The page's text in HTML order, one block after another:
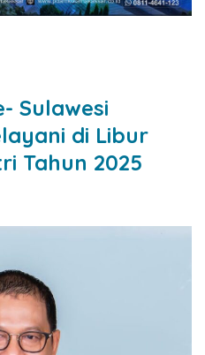
Sulawesi
di Libur
Tahun 2025